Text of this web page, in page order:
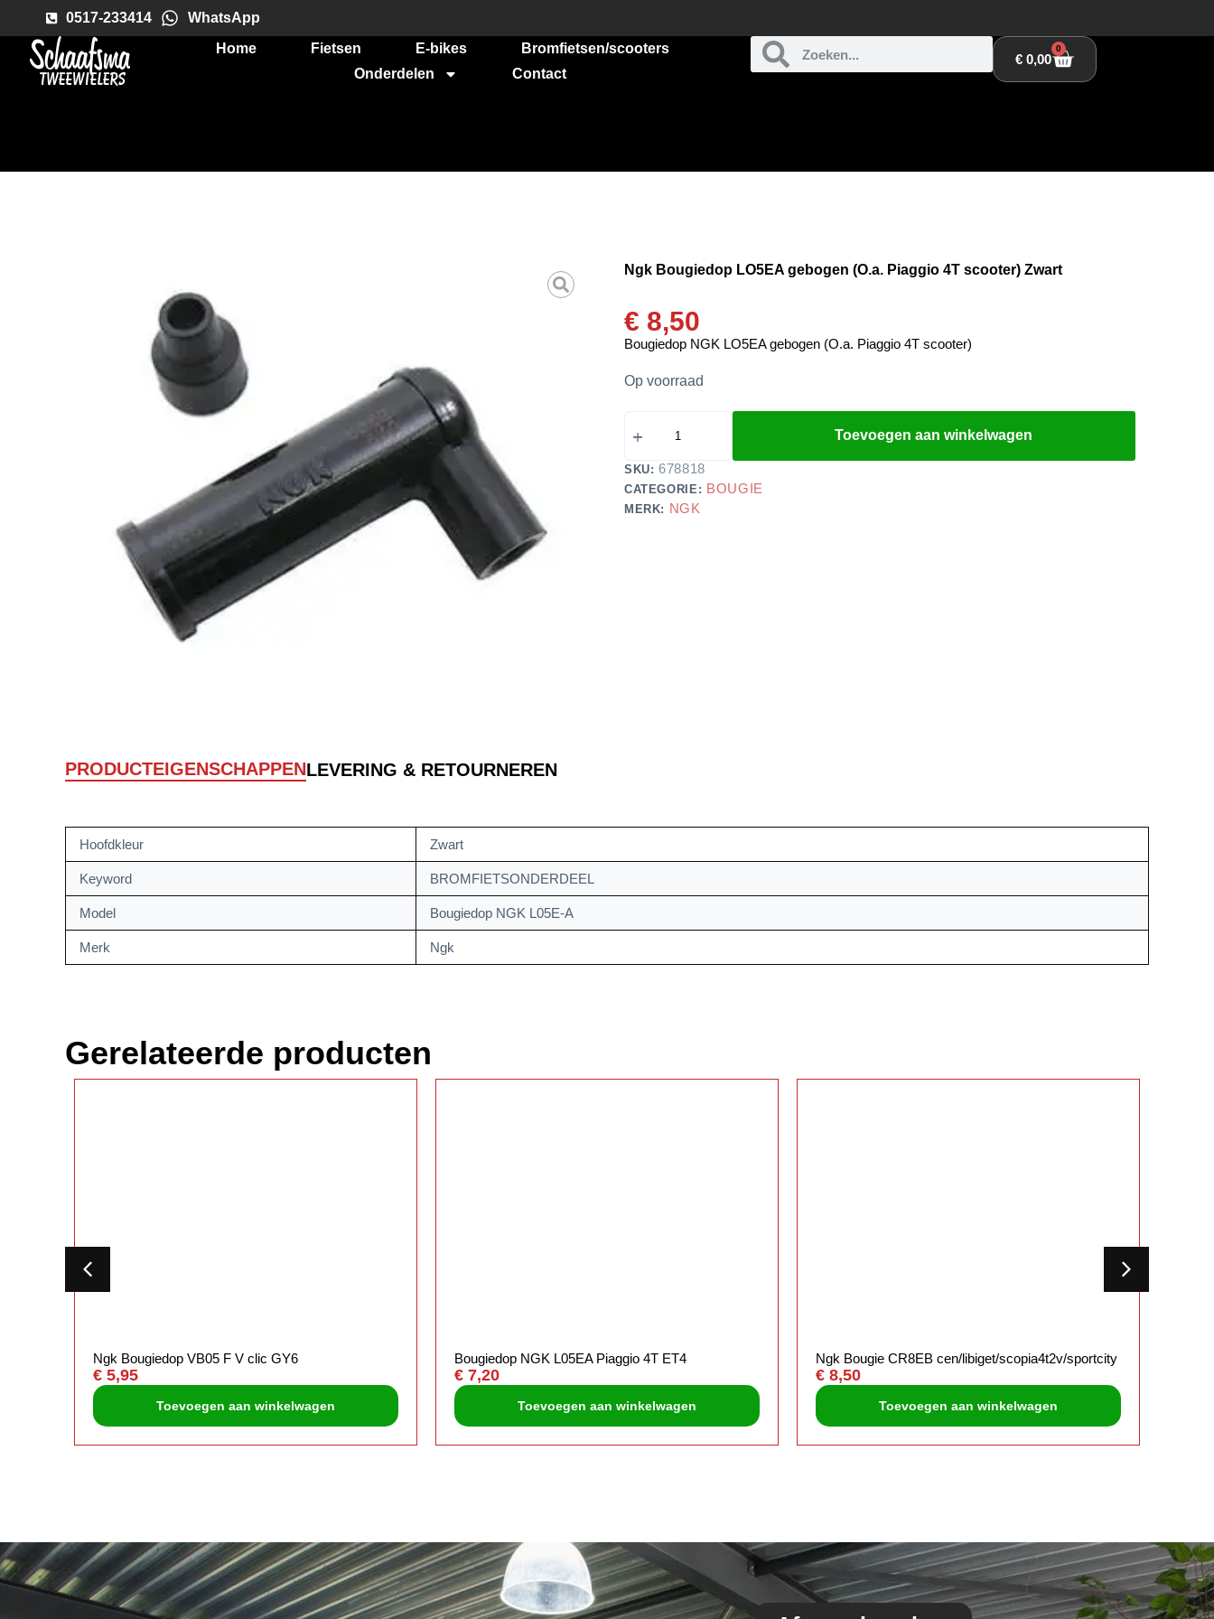
0517-233414
WhatsApp
Home
Fietsen E-bikes
Bromfietsen/scooters
Onderdelen
Contact
€0,00
0
Ngk Bougiedop LO5EA gebogen (O.a. Piaggio 4T scooter) Zwart
€ 8,50
Bougiedop NGK LO5EA gebogen (O.a. Piaggio 4T scooter)
Op voorraad
Toevoegen aan winkelwagen
SKU:678818
CATEGORIE: BOUGIE
MERK: NGK
PRODUCTEIGENSCHAPPENLEVERING & RETOURNEREN
Hoofdkleur Zwart
Keyword BROMFIETSONDERDEEL
Model Bougiedop NGK L05E-A
Merk Ngk
Gerelateerde producten
Ngk Bougiedop VB05 F V clic GY6
€ 5,95
Toevoegen aan winkelwagen
Bougiedop NGK L05EA Piaggio 4T ET4
€ 7,20
Toevoegen aan winkelwagen
Ngk Bougie CR8EB cen/libiget/scopia4t2v/sportcity
€ 8,50
Toevoegen aan winkelwagen